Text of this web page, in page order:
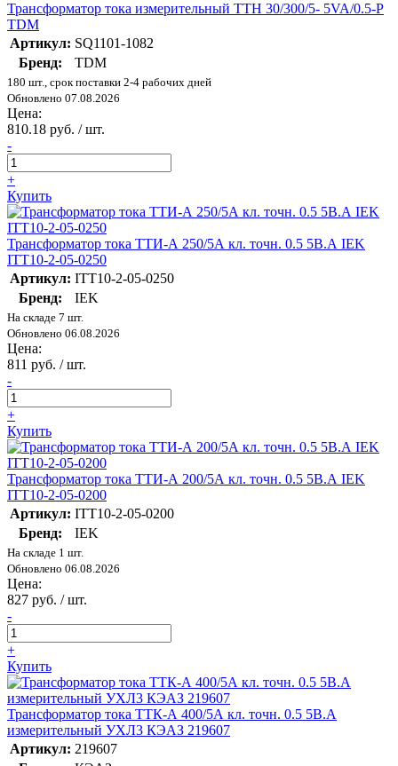
Трансформатор тока измерительный ТТН 30/300/5- 5VA/0.5-Р
TDM
Артикул: SQ1101-1082
Бренд:
TDM
180 шт., срок поставки 2-4 рабочих дней
Обновлено 07.08.2026
Цена:
810.18 руб. / шт.
-
+
Купить
Трансформатор тока ТТИ-А 250/5А кл. точн. 0.5 5В.А IEK
ITT10-2-05-0250
Артикул: ITT10-2-05-0250
Бренд:
IEK
На складе 7 шт.
Обновлено 06.08.2026
Цена:
811 руб. / шт.
-
+
Купить
Трансформатор тока ТТИ-А 200/5А кл. точн. 0.5 5В.А IEK
ITT10-2-05-0200
Артикул: ITT10-2-05-0200
Бренд:
IEK
На складе 1 шт.
Обновлено 06.08.2026
Цена:
827 руб. / шт.
-
+
Купить
Трансформатор тока ТТК-А 400/5А кл. точн. 0.5 5В.А
измерительный УХЛ3 КЭАЗ 219607
Артикул: 219607